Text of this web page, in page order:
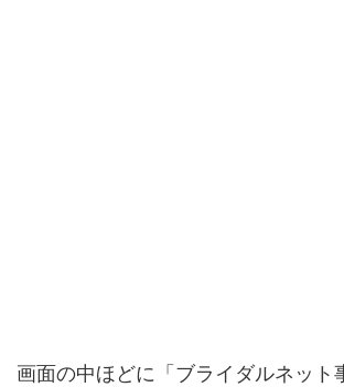
画面の中ほどに「ブライダルネット